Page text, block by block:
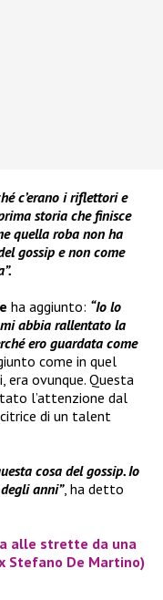
c’erano i riflettori e
storia che finisce
quella roba non ha
gossip e non come
ha aggiunto: “Io lo
abbia rallentato la
ero guardata come
come in quel
ovunque. Questa
l’attenzione dal
di un talent
cosa del gossip. Io
anni”, ha detto
alle strette da una
Stefano De Martino)